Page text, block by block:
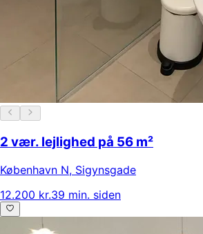
2 vær. lejlighed på 56 m²
København N, Sigynsgade
12.200 kr.39 min. siden